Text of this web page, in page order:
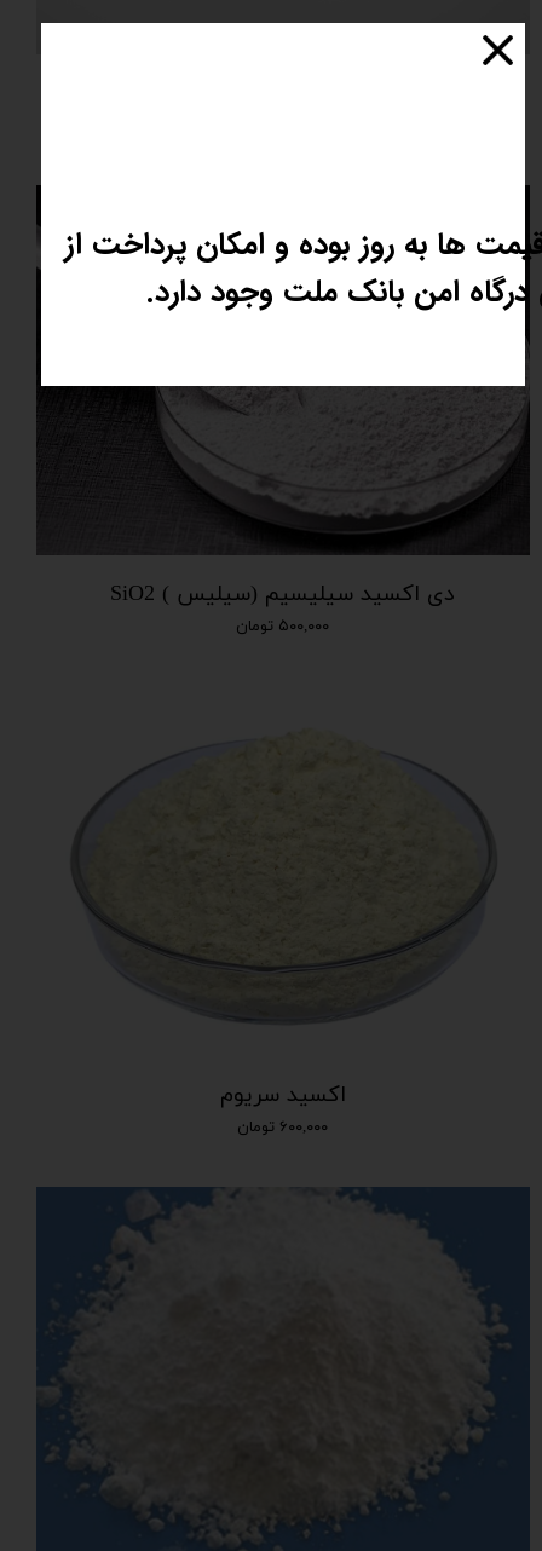
دی اکسید سیلیسیم (سیلیس ) SiO2
۵۰۰,۰۰۰ تومان
اکسید سریوم
۶۰۰,۰۰۰ تومان
ها به روز بوده و امکان پرداخت از
امن بانک ملت وجود دارد.